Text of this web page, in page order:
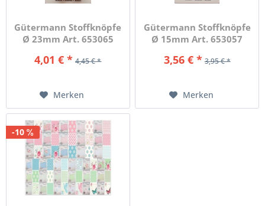
Gütermann Stoffknöpfe
Ø 23mm Art. 653065
4,01 € * 4,45 € *
Merken
Gütermann Stoffknöpfe
Ø 15mm Art. 653057
3,56 € * 3,95 € *
Merken
-10